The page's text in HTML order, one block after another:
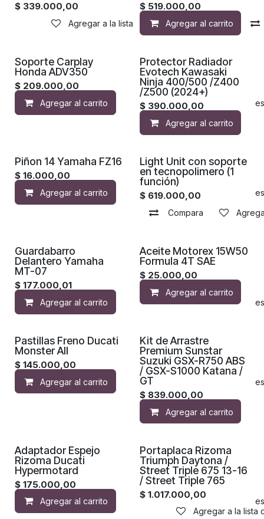
$ 339.000,00
Agregar a la lista de deseos
$ 519.000,00
Agregar al carrito
Soporte Carplay
Honda ADV350
$ 209.000,00
Agregar al carrito Agregar a la lista de
Protector Radiador
Evotech Kawasaki
Ninja 400/500 /Z400
/Z500 (2024+)
$ 390.000,00
Agregar al carrito
Piñon 14 Yamaha FZ16
$ 16.000,00
Agregar al carrito Agregar a la lista de
Light Unit con soporte
en tecnopolimero (1
función)
$ 619.000,00
Compara
Guardabarro
Delantero Yamaha
MT-07
$ 177.000,01
Agregar al carrito Agregar a la lista de
Aceite Motorex 15W50
Formula 4T SAE
$ 25.000,00
Agregar al carrito
Pastillas Freno Ducati
Monster All
$ 145.000,00
Agregar al carrito Agregar a la lista de
Kit de Arrastre
Premium Sunstar
Suzuki GSX-R750 ABS
/ GSX-S1000 Katana /
GT
$ 839.000,00
Agregar al carrito
Adaptador Espejo
Rizoma Ducati
Hypermotard
$ 175.000,00
Agregar al carrito Agregar a la lista de
Portaplaca Rizoma
Triumph Daytona /
Street Triple 675 13-16
/ Street Triple 765
$1.017.000,00
Agregar a la lista